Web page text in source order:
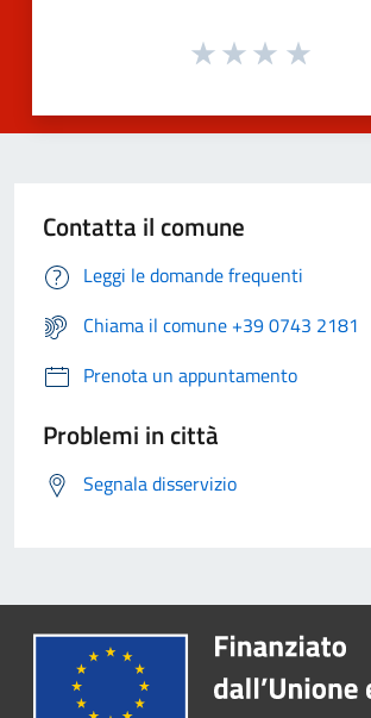
Contatta il comune
Leggi le domande frequenti
Chiama il comune +39 0743 2181
Prenota un appuntamento
Problemi in città
Segnala disservizio